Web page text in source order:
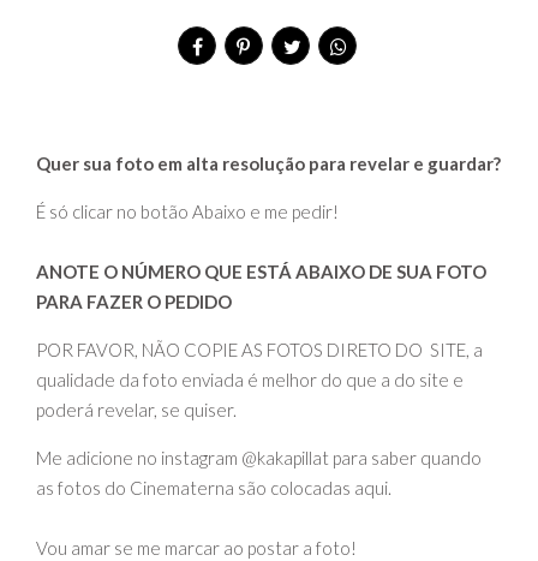
Quer sua foto em alta resolução para revelar e guardar?
É só clicar no botão Abaixo e me pedir!
ANOTE O NÚMERO QUE ESTÁ ABAIXO DE SUA FOTO
PARA FAZER O PEDIDO
POR FAVOR, NÃO COPIE AS FOTOS DIRETO DO SITE, a
qualidade da foto enviada é melhor do que a do site e
poderá revelar, se quiser.
Me adicione no instagram @kakapillat para saber quando
as fotos do Cinematerna são colocadas aqui.
Vou amar se me marcar ao postar a foto!